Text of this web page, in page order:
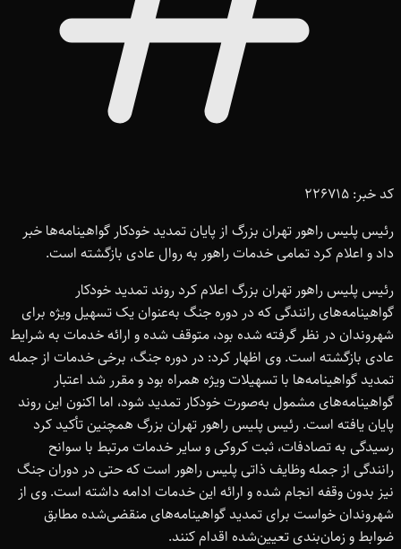
کد خبر: 226715
رئیس پلیس راهور تهران بزرگ از پایان تمدید خودکار گواهینامه‌ها خبر
داد و اعلام کرد تمامی خدمات راهور به روال عادی بازگشته است.
رئیس پلیس راهور تهران بزرگ اعلام کرد روند تمدید خودکار
گواهینامه‌های رانندگی که در دوره جنگ به‌عنوان یک تسهیل ویژه برای
شهروندان در نظر گرفته شده بود، متوقف شده و ارائه خدمات به شرایط
عادی بازگشته است. وی اظهار کرد: در دوره جنگ، برخی خدمات از جمله
تمدید گواهینامه‌ها با تسهیلات ویژه همراه بود و مقرر شد اعتبار
گواهینامه‌های مشمول به‌صورت خودکار تمدید شود، اما اکنون این روند
پایان یافته است. رئیس پلیس راهور تهران بزرگ همچنین تأکید کرد
رسیدگی به تصادفات، ثبت کروکی و سایر خدمات مرتبط با سوانح
رانندگی از جمله وظایف ذاتی پلیس راهور است که حتی در دوران جنگ
نیز بدون وقفه انجام شده و ارائه این خدمات ادامه داشته است. وی از
شهروندان خواست برای تمدید گواهینامه‌های منقضی‌شده مطابق
ضوابط و زمان‌بندی تعیین‌شده اقدام کنند.